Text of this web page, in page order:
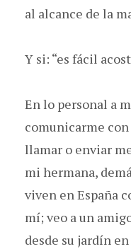
al alcance de la
Y si: “es fácil
En lo personal a
comunicarme
llamar o enviar
mi hermana,
viven en España
mí; veo a un
desde su jardín